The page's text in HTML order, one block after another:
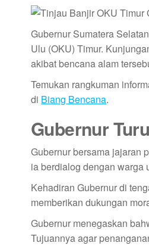
o
o
k
A
p
p
r
a
m
n
g
e
r
Gubernur Sumatera
Ulu (OKU) Timur.
akibat bencana alam
Temukan rangkuman
di Biang Bencana.
Gubernur
Gubernur bersama jajaran
ia berdialog dengan warga
Kehadiran Gubernur di
memberikan dukungan
Gubernur menegaskan
Tujuannya agar